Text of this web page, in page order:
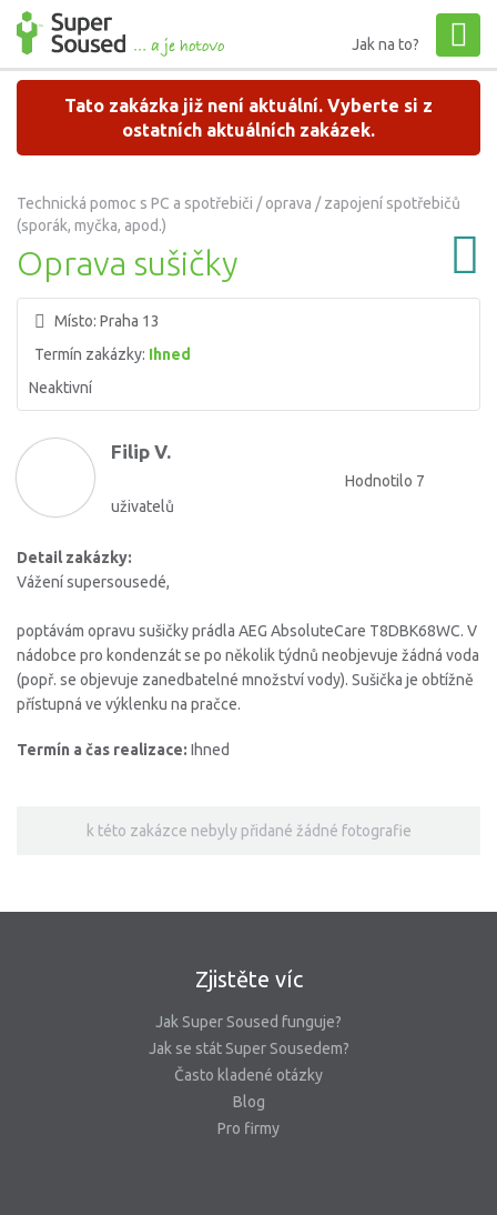
Jak na to?
Tato zakázka již není aktuální. Vyberte si z
ostatních aktuálních zakázek.
Technická pomoc s PC a spotřebiči / oprava / zapojení spotřebičů
(sporák, myčka, apod.)
Oprava sušičky
Místo: Praha 13
Termín zakázky: Ihned
Neaktivní
Filip V.
Hodnotilo 7
uživatelů
Detail zakázky:
Vážení supersousedé,
poptávám opravu sušičky prádla AEG AbsoluteCare T8DBK68WC. V
nádobce pro kondenzát se po několik týdnů neobjevuje žádná voda
(popř. se objevuje zanedbatelné množství vody). Sušička je obtížně
přístupná ve výklenku na pračce.
Termín a čas realizace: Ihned
k této zakázce nebyly přidané žádné fotografie
Zjistěte víc
Jak Super Soused funguje?
Jak se stát Super Sousedem?
Často kladené otázky
Blog
Pro firmy